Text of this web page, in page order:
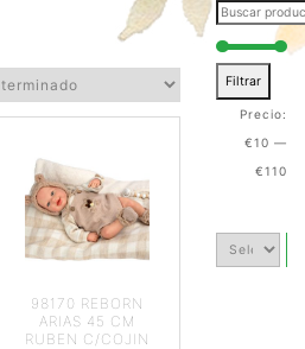
98170 REBORN
ARIAS 45 CM
RUBEN C/COJIN
Filtrar
Precio:
€10 —
€110